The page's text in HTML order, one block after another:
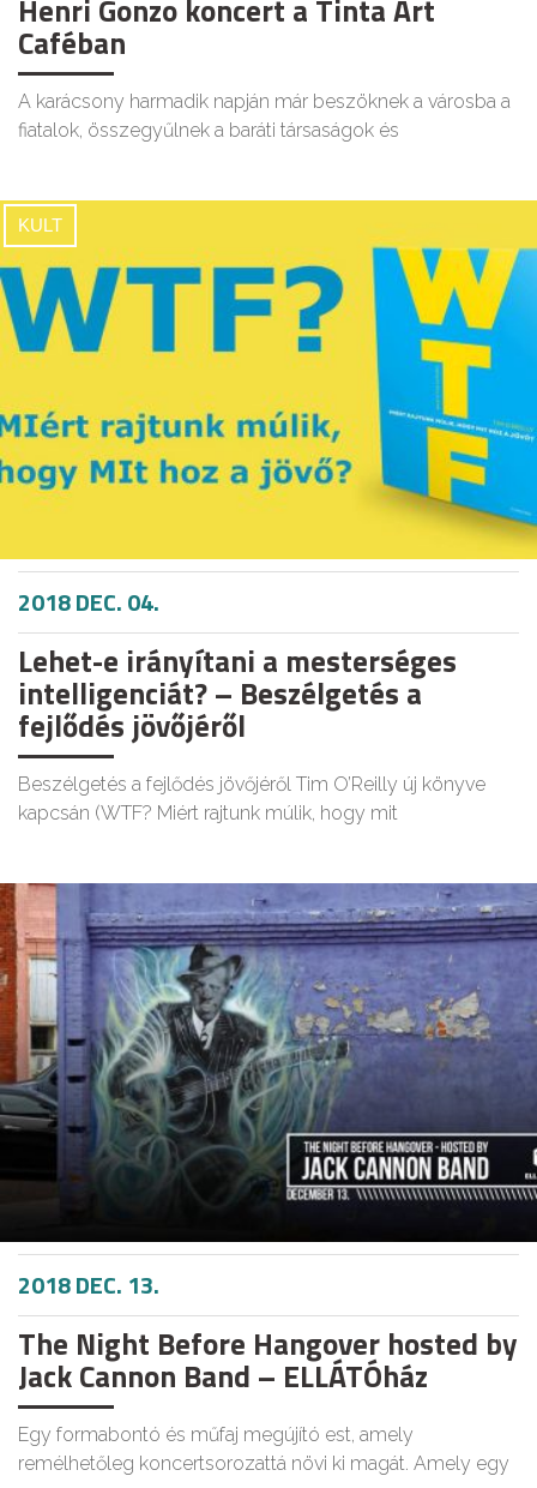
Henri Gonzo koncert a Tinta Art
Caféban
A karácsony harmadik napján már beszöknek a városba a
fiatalok, összegyűlnek a baráti társaságok és
KULT
2018 DEC. 04.
Lehet-e irányítani a mesterséges
intelligenciát? – Beszélgetés a
fejlődés jövőjéről
Beszélgetés a fejlődés jövőjéről Tim O’Reilly új könyve
kapcsán (WTF? Miért rajtunk múlik, hogy mit
2018 DEC. 13.
The Night Before Hangover hosted by
Jack Cannon Band – ELLÁTÓház
Egy formabontó és műfaj megújító est, amely
remélhetőleg koncertsorozattá növi ki magát. Amely egy